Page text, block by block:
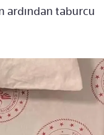
ardından taburcu